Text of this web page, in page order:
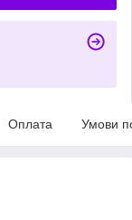
Оплата Умови